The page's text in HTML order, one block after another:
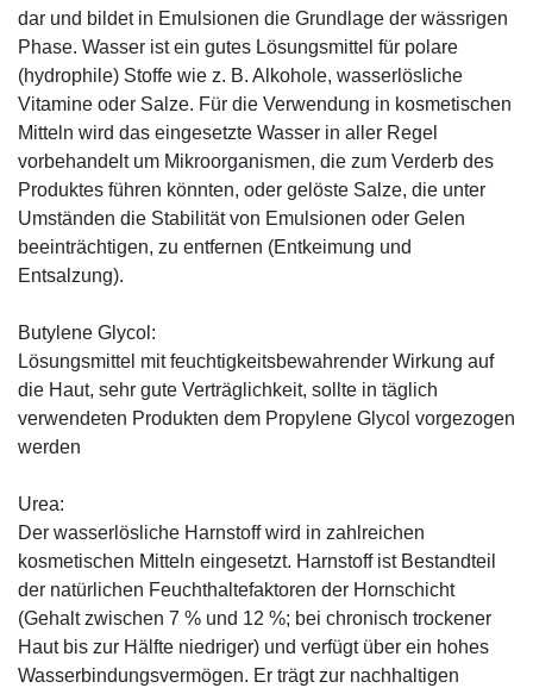
dar und bildet in Emulsionen die Grundlage der wässrigen
Phase. Wasser ist ein gutes Lösungsmittel für polare
(hydrophile) Stoffe wie z. B. Alkohole, wasserlösliche
Vitamine oder Salze. Für die Verwendung in kosmetischen
Mitteln wird das eingesetzte Wasser in aller Regel
vorbehandelt um Mikroorganismen, die zum Verderb des
Produktes führen könnten, oder gelöste Salze, die unter
Umständen die Stabilität von Emulsionen oder Gelen
beeinträchtigen, zu entfernen (Entkeimung und
Entsalzung).
Butylene Glycol:
Lösungsmittel mit feuchtigkeitsbewahrender Wirkung auf
die Haut, sehr gute Verträglichkeit, sollte in täglich
verwendeten Produkten dem Propylene Glycol vorgezogen
werden
Urea:
Der wasserlösliche Harnstoff wird in zahlreichen
kosmetischen Mitteln eingesetzt. Harnstoff ist Bestandteil
der natürlichen Feuchthaltefaktoren der Hornschicht
(Gehalt zwischen 7 % und 12 %; bei chronisch trockener
Haut bis zur Hälfte niedriger) und verfügt über ein hohes
Wasserbindungsvermögen. Er trägt zur nachhaltigen